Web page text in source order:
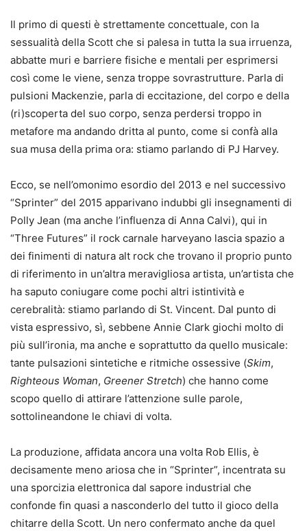
Il primo di questi è strettamente concettuale, con la
sessualità della Scott che si palesa in tutta la sua irruenza,
abbatte muri e barriere fisiche e mentali per esprimersi
così come le viene, senza troppe sovrastrutture. Parla di
pulsioni Mackenzie, parla di eccitazione, del corpo e della
(ri)scoperta del suo corpo, senza perdersi troppo in
metafore ma andando dritta al punto, come si confà alla
sua musa della prima ora: stiamo parlando di PJ Harvey.
Ecco, se nell’omonimo esordio del 2013 e nel successivo
“Sprinter” del 2015 apparivano indubbi gli insegnamenti di
Polly Jean (ma anche l’influenza di Anna Calvi), qui in
“Three Futures” il rock carnale harveyano lascia spazio a
dei finimenti di natura alt rock che trovano il proprio punto
di riferimento in un’altra meravigliosa artista, un’artista che
ha saputo coniugare come pochi altri istintività e
cerebralità: stiamo parlando di St. Vincent. Dal punto di
vista espressivo, sì, sebbene Annie Clark giochi molto di
più sull’ironia, ma anche e soprattutto da quello musicale:
tante pulsazioni sintetiche e ritmiche ossessive (Skim,
Righteous Woman, Greener Stretch) che hanno come
scopo quello di attirare l’attenzione sulle parole,
sottolineandone le chiavi di volta.
La produzione, affidata ancora una volta Rob Ellis, è
decisamente meno ariosa che in “Sprinter”, incentrata su
una sporcizia elettronica dal sapore industrial che
confonde fin quasi a nasconderlo del tutto il gioco della
chitarre della Scott. Un nero confermato anche da quel